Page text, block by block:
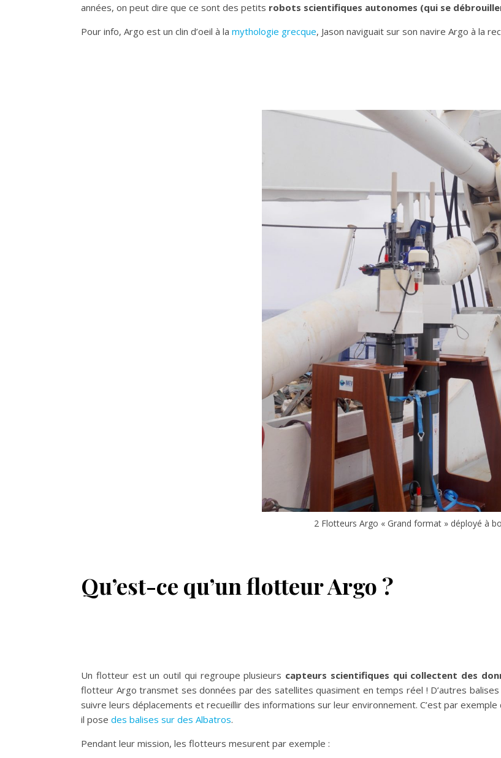
années, on peut dire que ce sont des petits robots scientifiques autonomes (qui se
Pour info, Argo est un clin d’oeil à la mythologie grecque, Jason naviguait sur son navire Argo à la
2 Flotteurs Argo « Grand format » déployé à
Qu’est-ce qu’un flotteur Argo ?
Un flotteur est un outil qui regroupe plusieurs capteurs scientifiques qui collectent des
flotteur Argo transmet ses données par des satellites quasiment en temps réel ! D’autres
suivre leurs déplacements et recueillir des informations sur leur environnement. C’est par exemple
il pose des balises sur des Albatros.
Pendant leur mission, les flotteurs mesurent par exemple :